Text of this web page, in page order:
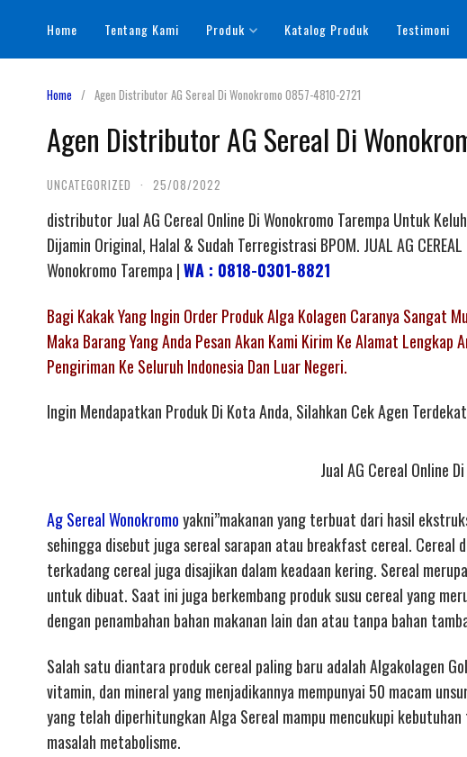
content
Home Tentang Kami Produk Katalog Produk Testimoni
Home Agen Distributor AG Sereal Di Wonokromo 0857-4810-2721
Agen Distributor AG Sereal Di
UNCATEGORIZED · 25/08/2022
distributor Jual AG Cereal Online Di Wonokromo Tarempa Untuk
Dijamin Original, Halal & Sudah Terregistrasi BPOM. JUAL AG CEREAL
Wonokromo Tarempa |WA : 0818-0301-8821
Bagi Kakak Yang Ingin Order Produk Alga Kolagen Caranya Sangat
Maka Barang Yang Anda Pesan Akan Kami Kirim Ke Alamat
Pengiriman Ke Seluruh Indonesia Dan Luar Negeri.
Ingin Mendapatkan Produk Di Kota Anda, Silahkan Cek Agen
Jual AG Cereal Online
Ag Sereal Wonokromoyakni”makanan yang terbuat dari hasil
sehingga disebut juga sereal sarapan atau breakfast cereal. Cereal
terkadang cereal juga disajikan dalam keadaan kering. Sereal
untuk dibuat. Saat ini juga berkembang produk susu cereal yang
dengan penambahan bahan makanan lain dan atau tanpa bahan
Salah satu diantara produk cereal paling baru adalah Algakolagen
vitamin, dan mineral yang menjadikannya mempunyai 50 macam
yang telah diperhitungkan Alga Sereal mampu mencukupi
masalah metabolisme.